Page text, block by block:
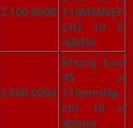
2.100.000Đ 110MMNẸP
CHỈ 10 X
40MM
2.600.000đ
Khung bao
45 x
110mmNẹp
chỉ 10 x
40mm